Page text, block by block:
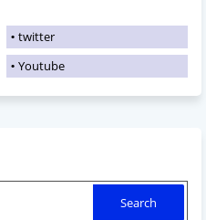
twitter
Youtube